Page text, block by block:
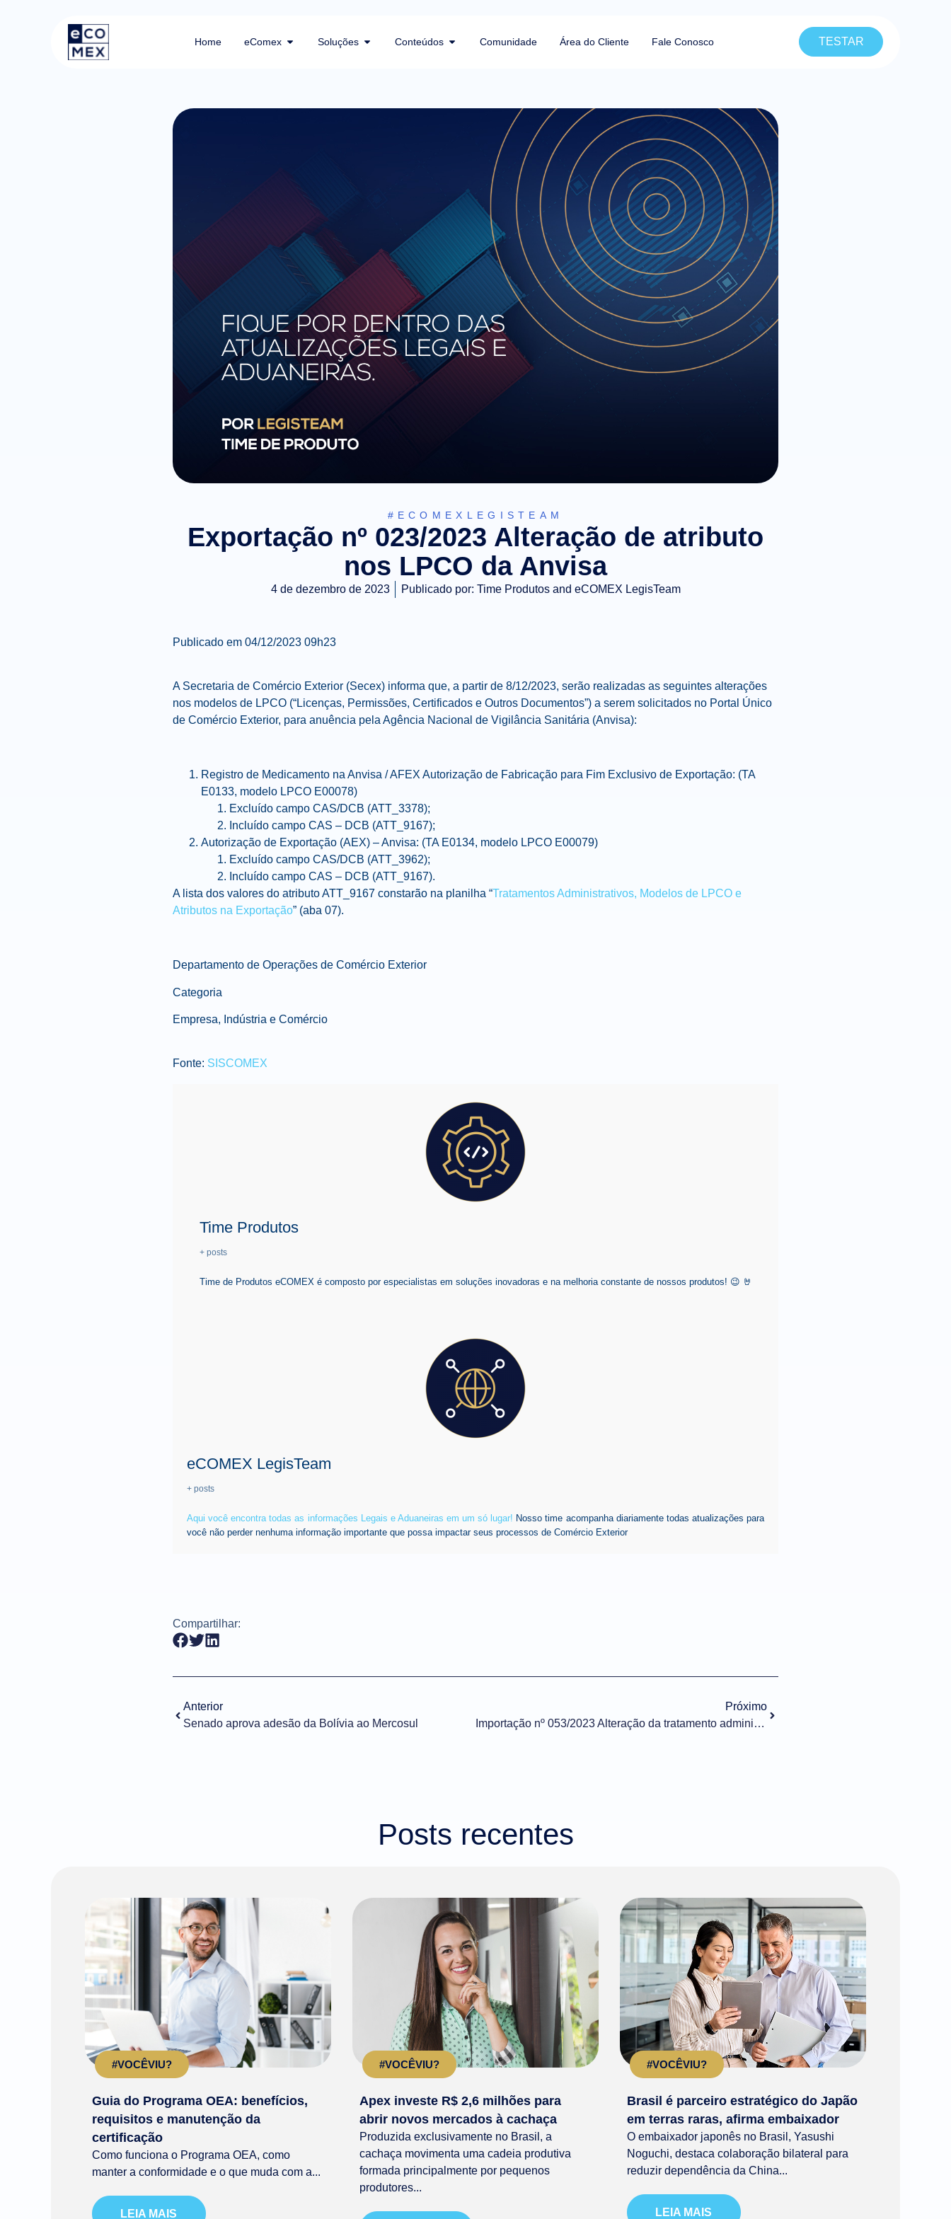
Home eComex Soluções Conteúdos Comunidade Área do Cliente Fale Conosco TESTAR
#ECOMEXLEGISTEAM
Exportação nº 023/2023 Alteração de atributo
nos LPCO da Anvisa
4 de dezembro de 2023 Publicado por: Time Produtos and eCOMEX LegisTeam
Publicado em 04/12/2023 09h23
A Secretaria de Comércio Exterior (Secex) informa que, a partir de 8/12/2023, serão realizadas as seguintes alterações
nos modelos de LPCO (“Licenças, Permissões, Certificados e Outros Documentos”) a serem solicitados no Portal Único
de Comércio Exterior, para anuência pela Agência Nacional de Vigilância Sanitária (Anvisa):
Registro de Medicamento na Anvisa / AFEX Autorização de Fabricação para Fim Exclusivo de Exportação: (TA
E0133, modelo LPCO E00078)
Excluído campo CAS/DCB (ATT_3378);
Incluído campo CAS – DCB (ATT_9167);
Autorização de Exportação (AEX) – Anvisa: (TA E0134, modelo LPCO E00079)
Excluído campo CAS/DCB (ATT_3962);
Incluído campo CAS – DCB (ATT_9167).
A lista dos valores do atributo ATT_9167 constarão na planilha “Tratamentos Administrativos, Modelos de LPCO e
Atributos na Exportação” (aba 07).
Departamento de Operações de Comércio Exterior
Categoria
Empresa, Indústria e Comércio
Fonte: SISCOMEX
Time Produtos
+ posts
Time de Produtos eCOMEX é composto por especialistas em soluções inovadoras e na melhoria constante de nossos produtos! 😉 🤘
eCOMEX LegisTeam
+ posts
Aqui você encontra todas as informações Legais e Aduaneiras em um só lugar! Nosso time acompanha diariamente todas atualizações para
você não perder nenhuma informação importante que possa impactar seus processos de Comércio Exterior
Compartilhar:
Anterior
Senado aprova adesão da Bolívia ao Mercosul
Próximo
Importação nº 053/2023 Alteração da tratamento administrativo – Anvisa
Posts recentes
#VOCÊVIU?
Guia do Programa OEA: benefícios,
requisitos e manutenção da
certificação
Como funciona o Programa OEA, como
manter a conformidade e o que muda com a...
LEIA MAIS
#VOCÊVIU?
Apex investe R$ 2,6 milhões para
abrir novos mercados à cachaça
Produzida exclusivamente no Brasil, a
cachaça movimenta uma cadeia produtiva
formada principalmente por pequenos
produtores...
#VOCÊVIU?
Brasil é parceiro estratégico do Japão
em terras raras, afirma embaixador
O embaixador japonês no Brasil, Yasushi
Noguchi, destaca colaboração bilateral para
reduzir dependência da China...
LEIA MAIS